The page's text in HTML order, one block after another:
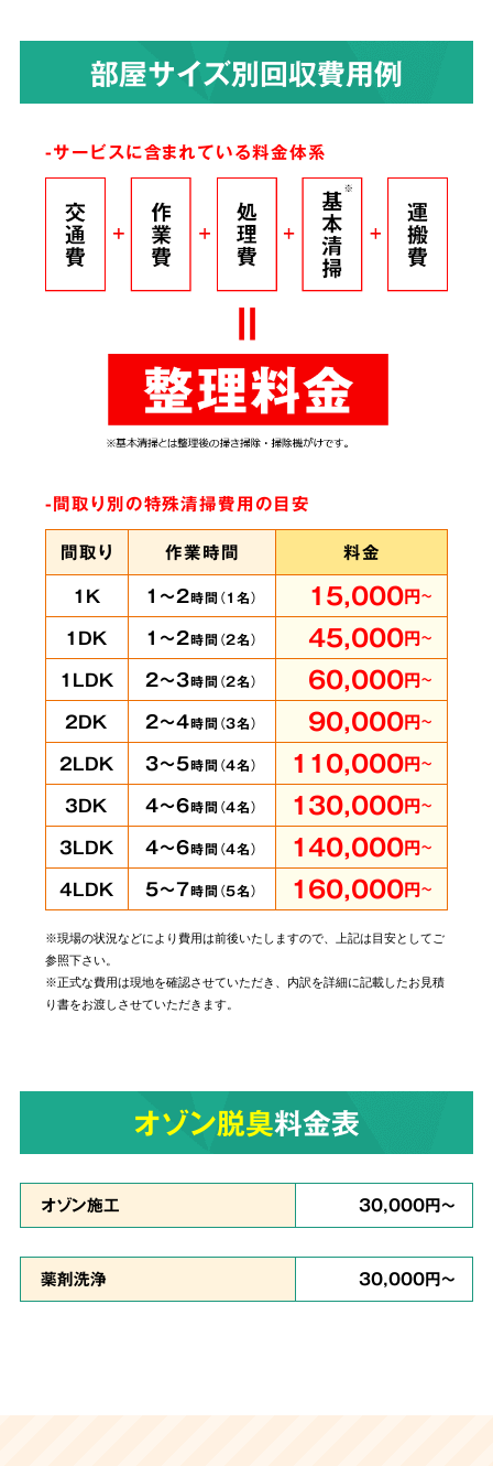
染みついたあらゆる臭いも
解決！完全脱臭除去保証
根こそぎ
脱臭
ありとあらゆる脱臭機を試したにもかかわらず
臭いが完全に取れずにお困りの時は、ぜひ当社
へご相談ください。弊社では世界最高水準のオ
います。
5 賃貸物件・ホテルの
客室も承ります
即時に
対応可能
当社では個人・法人のお客様に関わらずあらゆ
るご依頼にお応えしております。管理されてい
る賃貸物件やホテルでの事件事故による特殊殊
6 原状回復・復旧工事など
リフォームも対応
部屋サイズ別回収費用例
-サービスに含まれている料金体系
-間取り別の特殊清掃費用の目安
間取り
作業時間
料金
1K
1～2時間（1名） 15,000円～
1DK 1～2時間（2名） 45,000円～
1LDK 2～3時間（2名） 60,000円～
2DK 2～4時間（3名） 90,000円～
2LDK 3～5時間（4名） 110,000円～
3DK 4～6時間（4名） 130,000円～
3LDK 4～6時間（4名） 140,000円～
4LDK 5～7時間（5名） 160,000円～
※現場の状況などにより費用は前後いたしますので、上記は目安としてご
参照下さい。
※正式な費用は現地を確認させていただき、内訳を詳細に記載したお見積
り書をお渡しさせていただきます。
オゾン脱臭料金表
オゾン施工 30,000円～
薬剤洗浄 30,000円～